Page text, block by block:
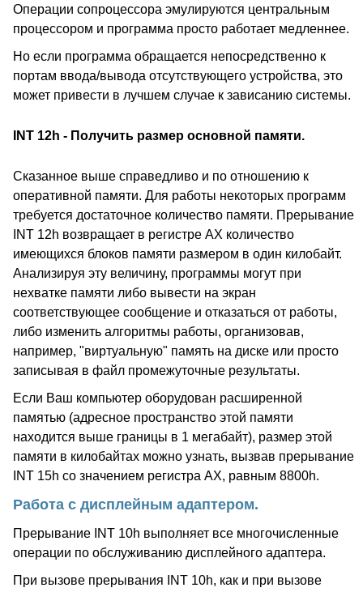
Операции сопроцессора эмулируются центральным
процессором и программа просто работает медленнее.
Но если программа обращается непосредственно к
портам ввода/вывода отсутствующего устройства, это
может привести в лучшем случае к зависанию системы.
INT 12h - Получить размер основной памяти.
Сказанное выше справедливо и по отношению к
оперативной памяти. Для работы некоторых программ
требуется достаточное количество памяти. Прерывание
INT 12h возвращает в регистре AX количество
имеющихся блоков памяти размером в один килобайт.
Анализируя эту величину, программы могут при
нехватке памяти либо вывести на экран
соответствующее сообщение и отказаться от работы,
либо изменить алгоритмы работы, организовав,
например, "виртуальную" память на диске или просто
записывая в файл промежуточные результаты.
Если Ваш компьютер оборудован расширенной
памятью (адресное пространство этой памяти
находится выше границы в 1 мегабайт), размер этой
памяти в килобайтах можно узнать, вызвав прерывание
INT 15h со значением регистра AX, равным 8800h.
Работа с дисплейным адаптером.
Прерывание INT 10h выполняет все многочисленные
операции по обслуживанию дисплейного адаптера.
При вызове прерывания INT 10h, как и при вызове